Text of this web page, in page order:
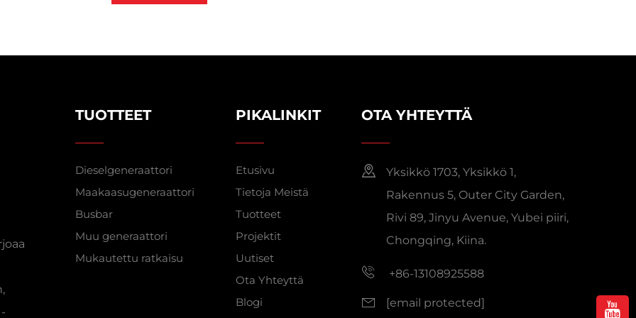
TUOTTEET
Dieselgeneraattori
Maakaasugeneraattori
Busbar
Muu generaattori
Mukautettu ratkaisu
PIKALINKIT
Etusivu
Tietoja Meistä
Tuotteet
Projektit
Uutiset
Ota Yhteyttä
Blogi
OTA YHTEYTTÄ
Yksikkö 1703, Yksikkö 1,
Rakennus 5, Outer City Garden,
Rivi 89, Jinyu Avenue, Yubei piiri,
Chongqing, Kiina.
+86-13108925588
[email protected]